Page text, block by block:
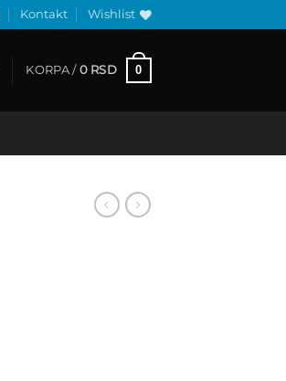
Kontakt Wishlist
KORPA / 0 RSD 0